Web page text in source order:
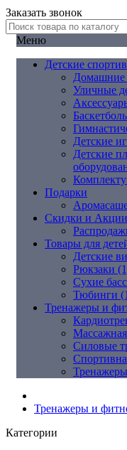
Заказать звонок
Меню
Детские
Домашние
Уличные
Детские
Детские
Подарки
Скидки и Акции
Товары для
Детские
Рюкзаки
Сухие
Тюбинги
Тренажеры и
Силовые
Тренажеры и
Категории